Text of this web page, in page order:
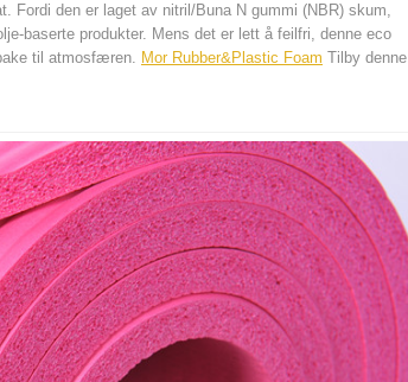
Fordi den er laget av nitril/Buna N gummi (NBR) skum,
baserte produkter. Mens det er lett å feilfri, denne eco
til atmosfæren. Mor Rubber&Plastic Foam Tilby denne